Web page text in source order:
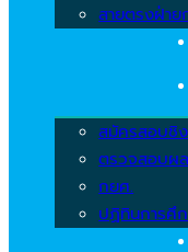
สายตรงฝ่าย
สมัครสอบชิ
ตรวจสอบผ
กยศ.
ปฏิทินการศึ